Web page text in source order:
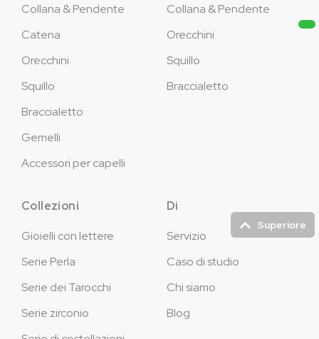
Superiore
Collana & Pendente
Catena
Orecchini
Squillo
Braccialetto
Gemelli
Accessori per capelli
Collana & Pendente
Orecchini
Squillo
Braccialetto
Collezioni
Gioielli con lettere
Serie Perla
Serie dei Tarocchi
Serie zirconio
Di
Servizio
Caso di studio
Chi siamo
Blog